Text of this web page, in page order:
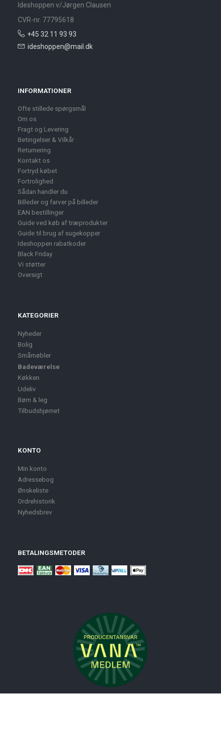
Ideshoppen v/Jørgen Clausen
CVR-nr. 77795618
+45 32 11 93 93
ideshoppen@mail.dk
INFORMATIONER
Ofte stillede spørgsmål
Om os
Fragt og Levering
Betingelser & Vilkår
Returnering
Kontakt os
Fortryd købet
Fortrolighed
Sådan handler du
Billeder og farver på billeder
EAN bestillinger
Guide ved køb af træprodukter
Guide til brug af sugekopper
Ideshoppen rabatkoder
Black Friday
Vi støtter
Oversigt
KATEGORIER
Nyheder
Bolig
Småmøbler
Badeværelse
Køkken
Udeliv
Børn & leg
Tilbudshjørnet
KONTO
Min konto
Adressebog
Ønskeliste
Ordrehistorik
Nyhedsbrev
BETALINGSMETODER